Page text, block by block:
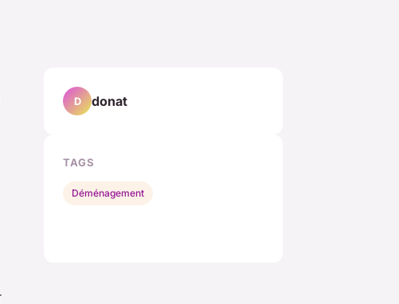
D donat
TAGS
Déménagement